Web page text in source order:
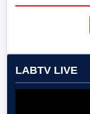
LABTV LIVE